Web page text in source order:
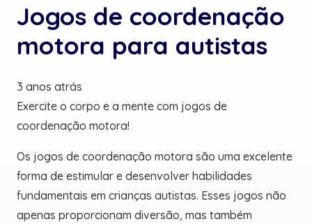
Jogos de coordenação
motora para autistas
3 anos atrás
Exercite o corpo e a mente com jogos de
coordenação motora!
Os jogos de coordenação motora são uma excelente
forma de estimular e desenvolver habilidades
fundamentais em crianças autistas. Esses jogos não
apenas proporcionam diversão, mas também